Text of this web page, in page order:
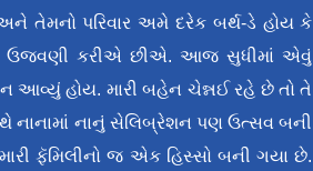
તેમનો પરિવાર અમે દરેક બર્થ-ડે હોય કે
ઉજવણી કરીએ છીએ. આજ સુધીમાં એવું
આવ્યું હોય. મારી બહેન ચેન્નઈ રહે છે તો તે
નાનામાં નાનું સેલિબ્રેશન પણ ઉત્સવ બની
ફૅમિલીનો જ એક હિસ્સો બની ગયા છે.